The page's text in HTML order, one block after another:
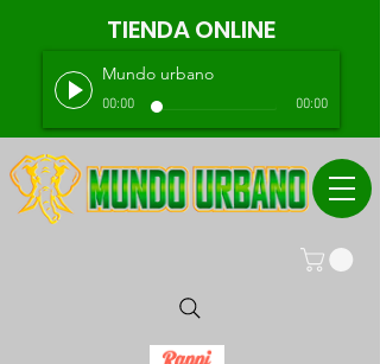
TIENDA ONLINE
Mundo urbano
00:00 00:00